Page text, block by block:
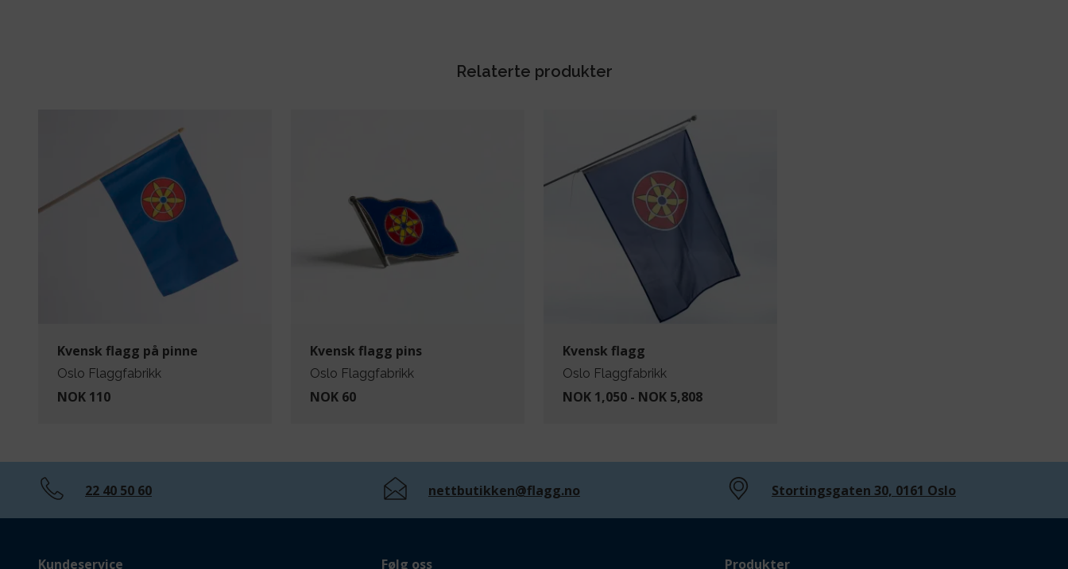
Relaterte produkter
Kvensk flagg på pinne
Oslo Flaggfabrikk
NOK 110
Kvensk flagg pins
Oslo Flaggfabrikk
NOK 60
Kvensk flagg
Oslo Flaggfabrikk
NOK 1,050 - NOK 5,808
22 40 50 60 nettbutikken@flagg.no Stortingsgaten 30, 0161 Oslo
Kundeservice Følg oss Produkter